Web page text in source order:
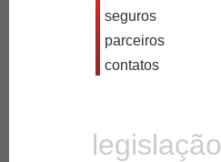
seguros
parceiros
contatos
legislação